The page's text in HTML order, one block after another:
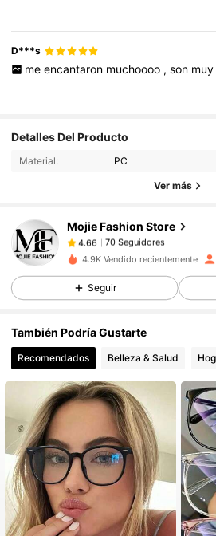
D***s
me encantaron muchoooo , son muy
Detalles Del Producto
Material: PC
Ver más
Mojie Fashion Store
4.66 70 Seguidores
70 Seguidores
70 Seguidores
4.66 70 Seguidores
70 Seguidores
4.66
4.66 70 Seguidores
4.9K Vendido recientemente
Seguir
También Podría Gustarte
Recomendados Belleza & Salud